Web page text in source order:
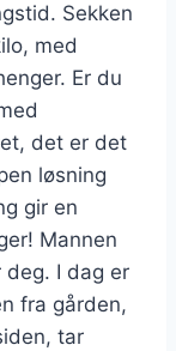
Sekken
med
Er du
det er det
løsning
gir en
Mannen
deg. I dag er
fra gården,
tar